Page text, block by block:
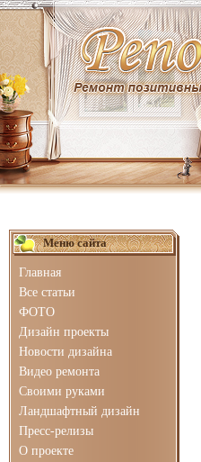
Меню сайта
Главная
Все статьи
ФОТО
Дизайн проекты
Новости дизайна
Видео ремонта
Своими руками
Ландшафтный дизайн
Пресс-релизы
О проекте